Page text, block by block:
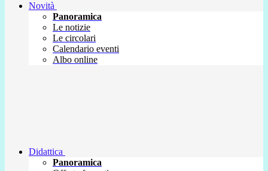
Novità
Panoramica
Le notizie
Le circolari
Calendario eventi
Albo online
Didattica
Panoramica